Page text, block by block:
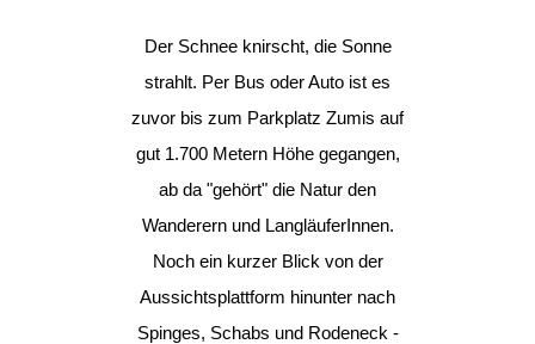
Der Schnee knirscht, die Sonne
strahlt. Per Bus oder Auto ist es
zuvor bis zum Parkplatz Zumis auf
gut 1.700 Metern Höhe gegangen,
ab da "gehört" die Natur den
Wanderern und LangläuferInnen.
Noch ein kurzer Blick von der
Aussichtsplattform hinunter nach
Spinges, Schabs und Rodeneck -